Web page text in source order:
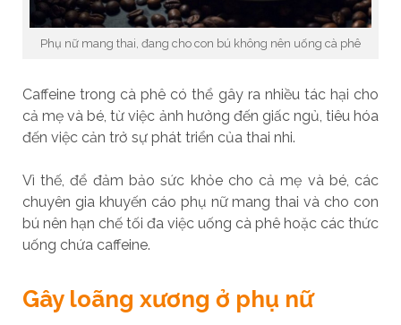
Phụ nữ mang thai, đang cho con bú không nên uống cà phê
Caffeine trong cà phê có thể gây ra nhiều tác hại cho
cả mẹ và bé, từ việc ảnh hưởng đến giấc ngủ, tiêu hóa
đến việc cản trở sự phát triển của thai nhi.
Vì thế, để đảm bảo sức khỏe cho cả mẹ và bé, các
chuyên gia khuyến cáo phụ nữ mang thai và cho con
bú nên hạn chế tối đa việc uống cà phê hoặc các thức
uống chứa caffeine.
Gây loãng xương ở phụ nữ